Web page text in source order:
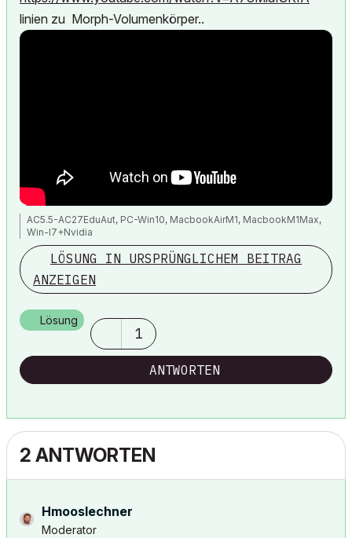
linien zu Morph-Volumenkörper..
AC5.5-AC27EduAut, PC-Win10, MacbookAirM1, MacbookM1Max,
Win-I7+Nvidia
LÖSUNG IN URSPRÜNGLICHEM BEITRAG
ANZEIGEN
Lösung
1
ANTWORTEN
2 ANTWORTEN
Hmooslechner
Moderator